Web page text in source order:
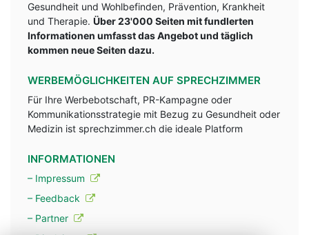
Gesundheit und Wohlbefinden, Prävention, Krankheit
und Therapie. Über 23'000 Seiten mit fundlerten
Informationen umfasst das Angebot und täglich
kommen neue Seiten dazu.
WERBEMÖGLICHKEITEN AUF SPRECHZIMMER
Für Ihre Werbebotschaft, PR-Kampagne oder
Kommunikationsstrategie mit Bezug zu Gesundheit oder
Medizin ist sprechzimmer.ch die ideale Platform
INFORMATIONEN
– Impressum
– Feedback
– Partner